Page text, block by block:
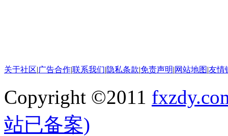
关于社区|广告合作|联系我们|隐私条款|免责声明|网站地图|友情
Copyright ©2011
站已备案)